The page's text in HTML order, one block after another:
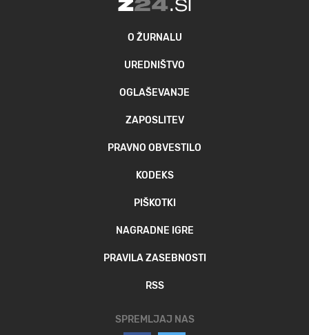
O ŽURNALU
UREDNIŠTVO
OGLAŠEVANJE
ZAPOSLITEV
PRAVNO OBVESTILO
KODEKS
PIŠKOTKI
NAGRADNE IGRE
PRAVILA ZASEBNOSTI
RSS
SPREMLJAJ NAS